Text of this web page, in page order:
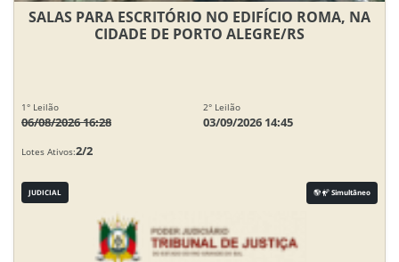
SALAS PARA ESCRITÓRIO NO EDIFÍCIO ROMA, NA
CIDADE DE PORTO ALEGRE/RS
1° Leilão
06/08/2026 16:28
2° Leilão
03/09/2026 14:45
Lotes Ativos:2/2
JUDICIAL Simultâneo